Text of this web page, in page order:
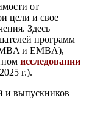
от
цели и свое
Здесь
программ
MBA и EMBA),
исследовании
г.).
и выпускников